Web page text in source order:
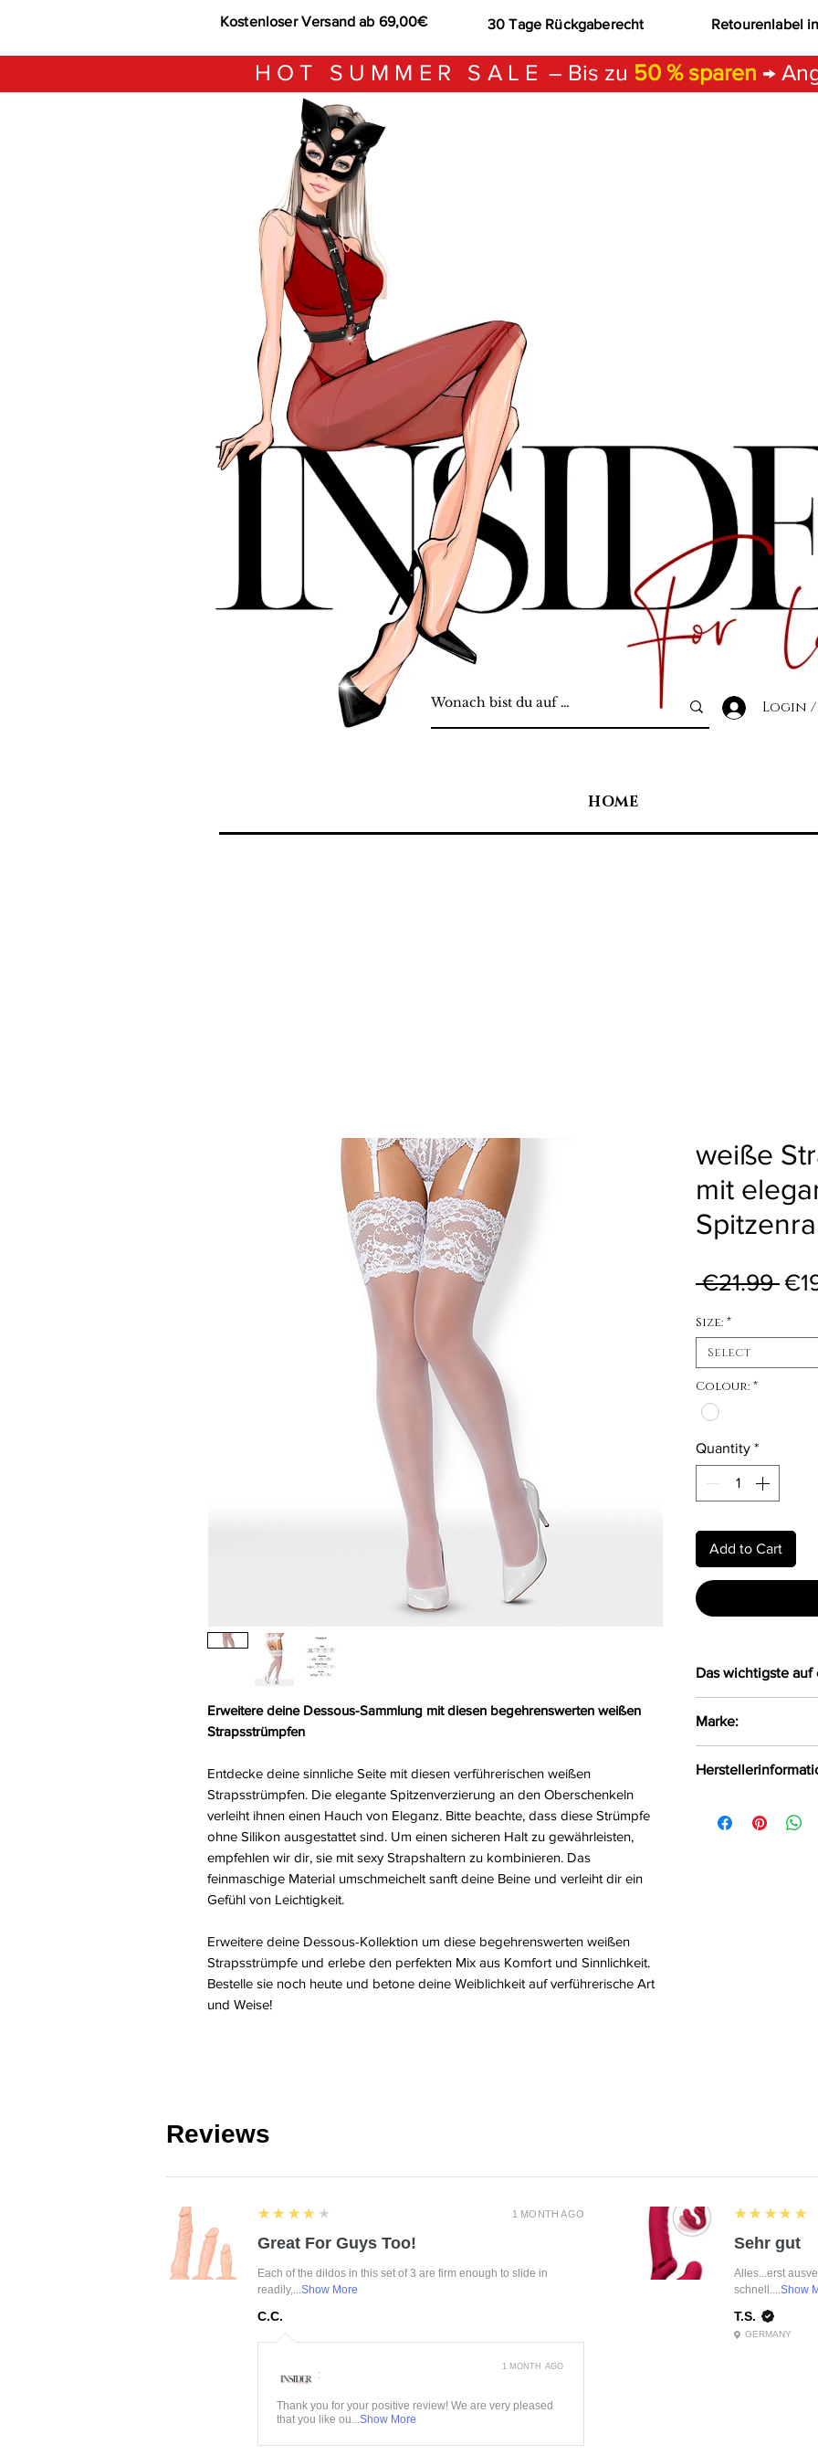
Kostenloser Versand ab 69,00€ 30 Tage Rückgaberecht Retourenlabel
HOT SUMMER SALE – Bis zu 50 % sparen →
Login /
HOME
Erweitere deine Dessous-Sammlung mit diesen begehrenswerten weißen
Strapsstrümpfen
Entdecke deine sinnliche Seite mit diesen verführerischen weißen
Strapsstrümpfen. Die elegante Spitzenverzierung an den Oberschenkeln
verleiht ihnen einen Hauch von Eleganz. Bitte beachte, dass diese Strümpfe
ohne Silikon ausgestattet sind. Um einen sicheren Halt zu gewährleisten,
empfehlen wir dir, sie mit sexy Strapshaltern zu kombinieren. Das
feinmaschige Material umschmeichelt sanft deine Beine und verleiht dir ein
Gefühl von Leichtigkeit.
Erweitere deine Dessous-Kollektion um diese begehrenswerten weißen
Strapsstrümpfe und erlebe den perfekten Mix aus Komfort und Sinnlichkeit.
Bestelle sie noch heute und betone deine Weiblichkeit auf verführerische Art
und Weise!
weiße
mit
€21.99
Size: *
Select
Colour: *
Quantity *
Add to Cart
Das wichtigste auf
Verziert mit
Oberschenkeln
Achtung: Ohne
Farbe:
weiß
Marke:
Krolewska Street 1
Reviews
1 MONTH AGO
4
★★★★★
Great For Guys Too!
Each of the dildos in this set of 3 are firm enough to slide in
readily,...Show More
C.C.
:
Thank you for your positive review! We are very pleased
that you like ou...Show More
1 MONTH AGO
5
★★★★★
Sehr gut
Alles...erst
schnell....Show
T.S.
GERMANY